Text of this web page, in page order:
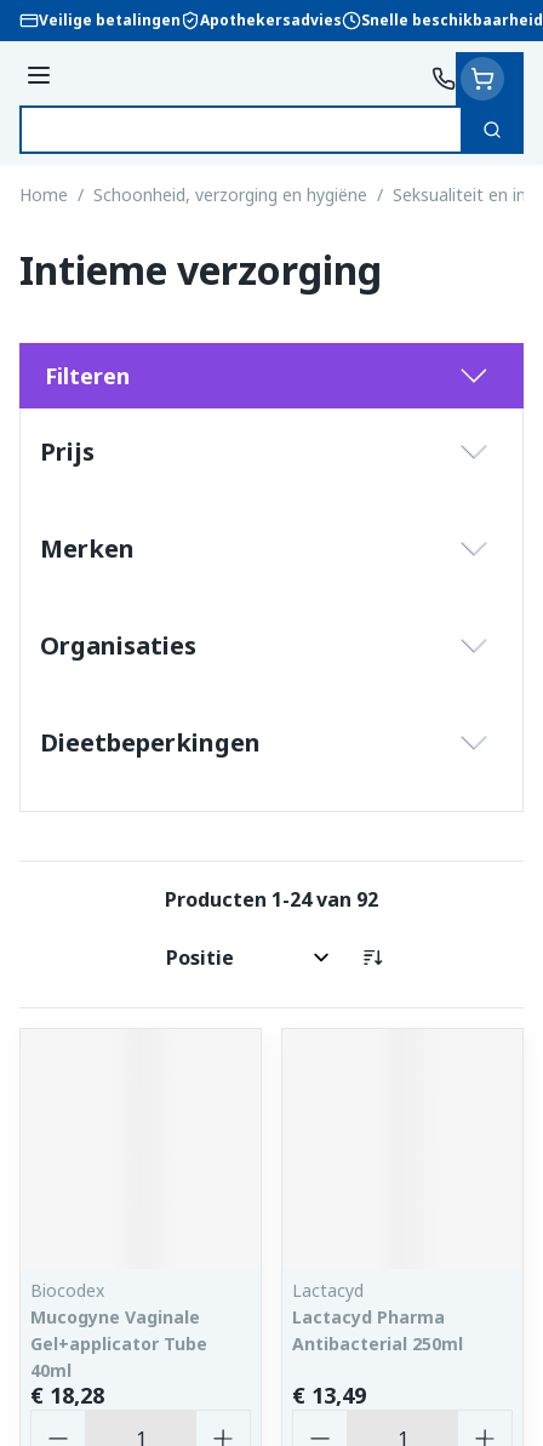
Ga naar de inhoud
Veilige betalingen Apothekersadvies Snelle beschikbaarheid
Menu
Zoek
Home / Schoonheid, verzorging en hygiëne / Seksualiteit en
Intieme verzorging
Filteren
Prijs
Merken
Organisaties
Dieetbeperkingen
Producten 1-24van 92
Sorteer op:
Biocodex
Mucogyne Vaginale
Gel+applicator Tube
40ml
€ 18,28
Lactacyd
Lactacyd Pharma
Antibacterial 250ml
€ 13,49